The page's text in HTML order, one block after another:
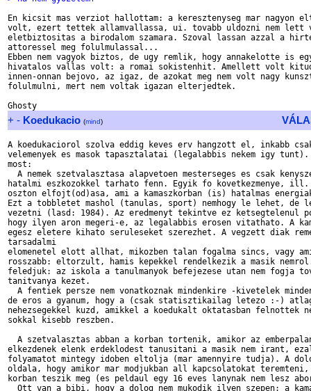
En kicsit mas verziot hallottam: a keresztenyseg mar nagyon
volt, ezert tettek allamvallassa, ui. tovabb uldozni nem lett
eletbiztositas a birodalom szamara. Szoval lassan azzal a
attoressel meg folulmulassal...
Ebben nem vagyok biztos, de ugy remlik, hogy annakelotte is
hivatalos vallas volt: a romai sokistenhit. Amellett volt
innen-onnan bejovo, az igaz, de azokat meg nem volt nagy
folulmulni, mert nem voltak igazan elterjedtek.
+ - Koedukacio (mind)
A koedukaciorol szolva eddig keves erv hangzott el, inkabb
velemenyek es masok tapasztalatai (legalabbis nekem igy tunt).
most:
A nemek szetvalasztasa alapvetoen mesterseges es csak
hatalmi eszkozokkel tarhato fenn. Egyik fo kovetkezmenye,
oszton elfojt(od)asa, ami a kamaszkorban (is) hatalmas
Ezt a tobbletet mashol (tanulas, sport) nemhogy le lehet,
vezetni (lasd: 1984). Az eredmenyt tekintve ez ketsegtelenul
hogy ilyen aron megeri-e, az legalabbis erosen vitathato. A
egesz eletere kihato seruleseket szerezhet. A vegzett diak
tarsadalmi
elomenetel elott allhat, mikozben talan fogalma sincs, vagy
rosszabb: eltorzult, hamis kepekkel rendelkezik a masik
feledjuk: az iskola a tanulmanyok befejezese utan nem fogja
tanitvanya kezet.
A fentiek persze nem vonatkoznak mindenkire -kivetelek
de eros a gyanum, hogy a (csak statisztikailag letezo :-)
nehezsegekkel kuzd, amikkel a koedukalt oktatasban felnottek
sokkal kisebb reszben.
A szetvalasztas abban a korban tortenik, amikor az
elkezdenek elenk erdeklodest tanusitani a masik nem irant,
folyamatot mintegy idoben eltolja (mar amennyire tudja). A
oldala, hogy amikor mar modjukban all kapcsolatokat
korban teszik meg (es peldaul egy 16 eves lanynak nem lesz
Ott van a bibi, hogy a dolog nem mukodik ilyen szepen; a